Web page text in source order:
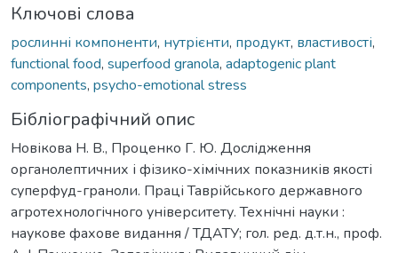
Ключові слова
рослинні компоненти, нутрієнти, продукт, властивості,
functional food, superfood granola, adaptogenic plant
components, psycho-emotional stress
Бібліографічний опис
Новікова Н. В., Проценко Г. Ю. Дослідження
органолептичних і фізико-хімічних показників якості
суперфуд-граноли. Праці Таврійського державного
агротехнологічного університету. Технічні науки :
наукове фахове видання / ТДАТУ; гол. ред. д.т.н., проф.